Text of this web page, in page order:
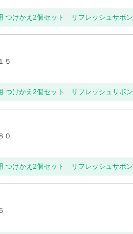
けかえ2個セット リフレッシュサボン
５
けかえ2個セット リフレッシュサボン
０
けかえ2個セット リフレッシュサボン